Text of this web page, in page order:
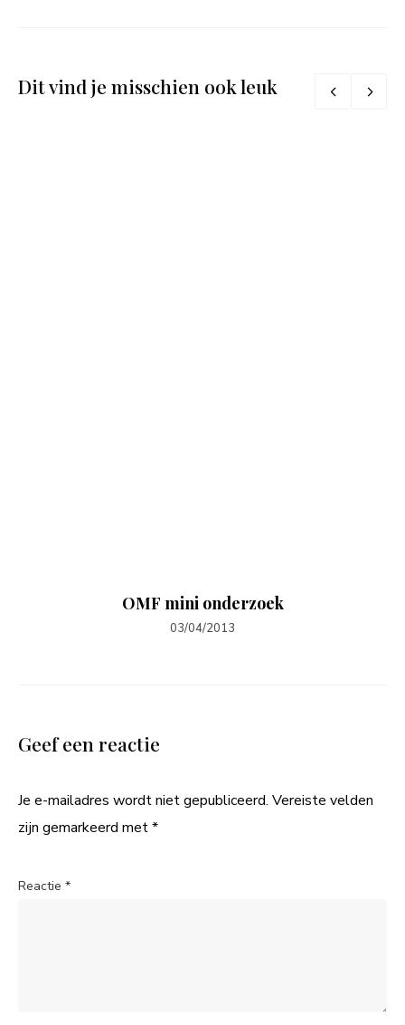
Dit vind je misschien ook leuk
OMF mini onderzoek
03/04/2013
Geef een reactie
Je e-mailadres wordt niet gepubliceerd. Vereiste velden
zijn gemarkeerd met*
Reactie *